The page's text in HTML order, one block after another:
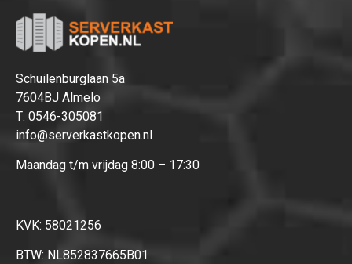
Schuilenburglaan 5a
7604BJ Almelo
T: 0546-305081
info@serverkastkopen.nl
Maandag t/m vrijdag 8:00 – 17:30
KVK: 58021256
BTW: NL852837665B01